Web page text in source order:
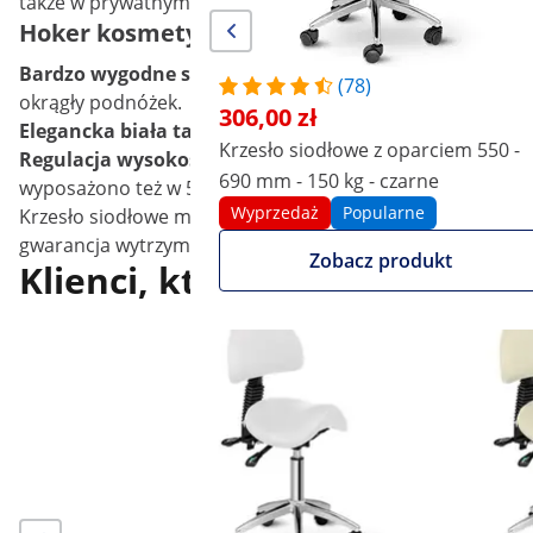
(78)
306,00 zł
Krzesło siodłowe z oparciem 550 -
690 mm - 150 kg - czarne
Wyprzedaż Popularne
Zobacz produkt
Hoker kosmetyczny PHYSA FRANKFURT
Bardzo wygodne siedzisko
to najważniejszy element
okrągły podnóżek.
Elegancka biała tapicerkazostała wykonana ze skóry
Regulacja wysokości
w modelu PHYSA FRANKFURT
wyposażono też w 5 kółek umieszczonych na 5-
Krzesło siodłowe marki physa to elegancki i bardzo
gwarancja wytrzymałości. Wykonano go bowiem ze stali
Klienci, którzy oglądali ten